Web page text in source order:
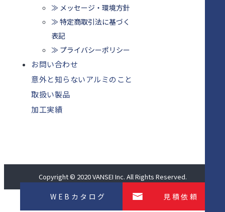
WEBカタログ 見積依頼
≫ メッセージ・環境方針
≫ 特定商取引法に基づく
表記
≫ プライバシーポリシー
お問い合わせ
意外と知らないアルミのこと
取扱い製品
加工実績
Copyright © 2020 VANSEI Inc. All Rights Reserved.